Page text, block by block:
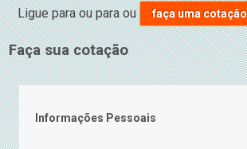
Ligue paraou paraou faça uma cotação
Faça sua cotação
Informações Pessoais